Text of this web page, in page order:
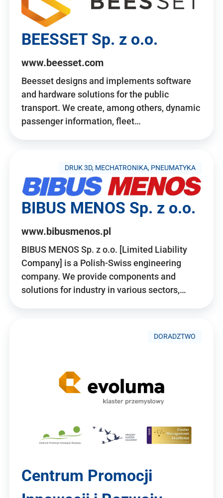
BEESSET Sp. z o.o.
www.beesset.com
Beesset designs and implements software
and hardware solutions for the public
transport. We create, among others, dynamic
passenger information, fleet…
DRUK 3D, MECHATRONIKA, PNEUMATYKA
BIBUS MENOS Sp. z o.o.
www.bibusmenos.pl
BIBUS MENOS Sp. z o.o. [Limited Liability
Company] is a Polish-Swiss engineering
company. We provide components and
solutions for industry in various sectors,…
DORADZTWO
Centrum Promocji